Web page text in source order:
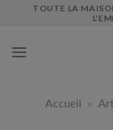
TOUTE LA
Accueil »